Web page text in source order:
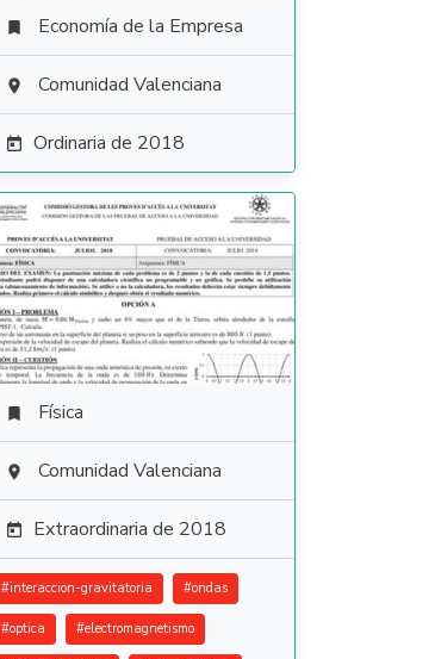
 Economía de la Empresa
 Comunidad Valenciana
 Ordinaria de 2018
 Física
 Comunidad Valenciana
 Extraordinaria de 2018
#interaccion-gravitatoria #ondas
#optica #electromagnetismo